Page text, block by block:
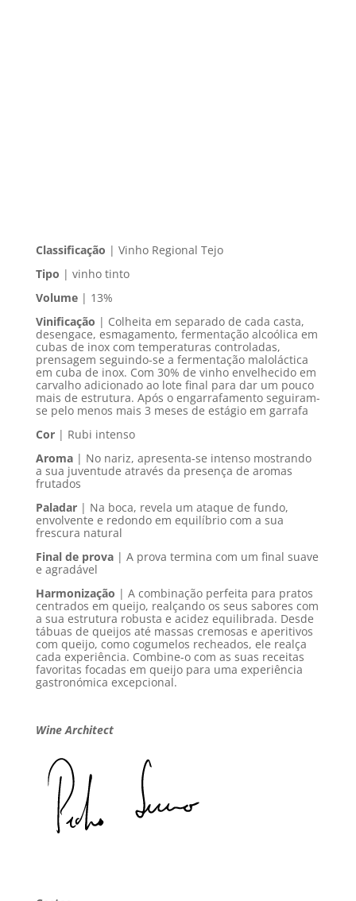
Classificação | Vinho Regional Tejo
Tipo | vinho tinto
Volume| 13%
Vinificação | Colheita em separado de cada casta,
desengace, esmagamento, fermentação alcoólica em
cubas de inox com temperaturas controladas,
prensagem seguindo-se a fermentação maloláctica
em cuba de inox. Com 30% de vinho envelhecido em
carvalho adicionado ao lote final para dar um pouco
mais de estrutura. Após o engarrafamento seguiram-
se pelo menos mais 3 meses de estágio em garrafa
Cor| Rubi intenso
Aroma| No nariz, apresenta-se intenso mostrando
a sua juventude através da presença de aromas
frutados
Paladar| Na boca, revela um ataque de fundo,
envolvente e redondo em equilíbrio com a sua
frescura natural
Final de prova| A prova termina com um final suave
e agradável
Harmonização | A combinação perfeita para pratos
centrados em queijo, realçando os seus sabores com
a sua estrutura robusta e acidez equilibrada. Desde
tábuas de queijos até massas cremosas e aperitivos
com queijo, como cogumelos recheados, ele realça
cada experiência. Combine-o com as suas receitas
favoritas focadas em queijo para uma experiência
gastronómica excepcional.
Wine Architect